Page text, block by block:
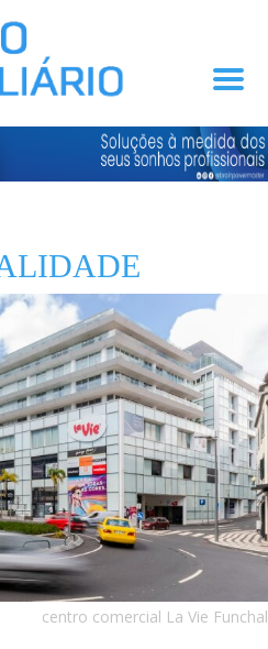
centro comercial La Vie Funchal